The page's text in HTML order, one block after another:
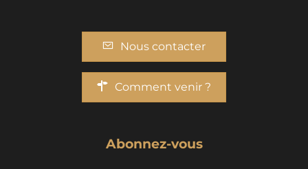
Nous contacter
Comment venir ?
Abonnez-vous